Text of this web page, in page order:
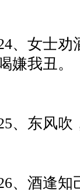
女士劝酒
嫌我丑。
东风吹，
酒逢知